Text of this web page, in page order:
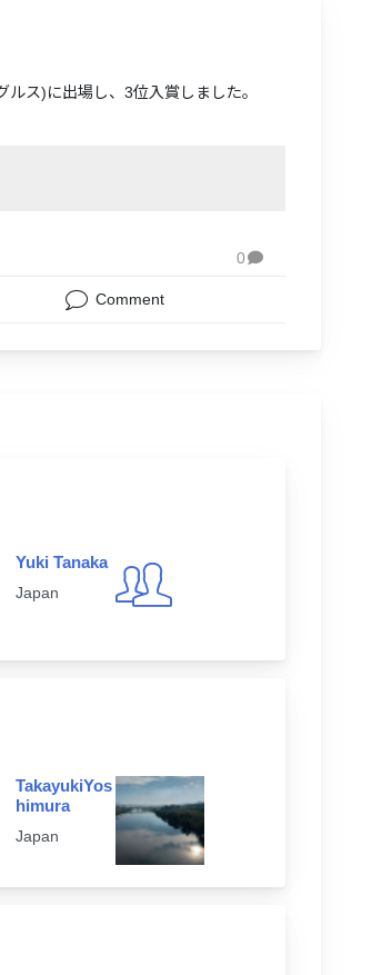
ス)に出場し、3位入賞しました。
0
Comment
Yuki Tanaka
Japan
TakayukiYos
himura
Japan